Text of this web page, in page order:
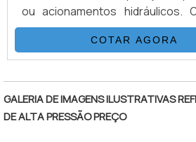
ou acionamentos hidráulicos.
dos equipamentos de teste é
basicamente por uma
hidropneumática da
preparação de ar, conjunto
válvulas, skid tubular de
tanque inox.A vantagem de
COTAR AGORA
GALERIA DE IMAGENS ILUSTRATIVAS
DE ALTA PRESSÃO PREÇO